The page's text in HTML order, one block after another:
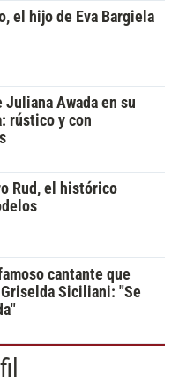
el hijo de Eva Bargiela
Awada en su
rústico y con
Rud, el histórico
cantante que
Siciliani: "Se